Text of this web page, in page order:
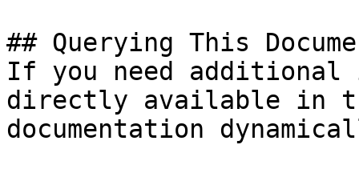
## Querying This
If you need
directly available in
documentation